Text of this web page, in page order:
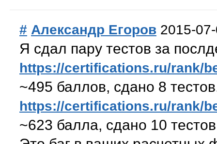
# Александр Егоров 2015-
Я сдал пару тестов за
https://certifications.ru/rank/
~495 баллов, сдано 8
https://certifications.ru/rank/
~623 балла, сдано 10